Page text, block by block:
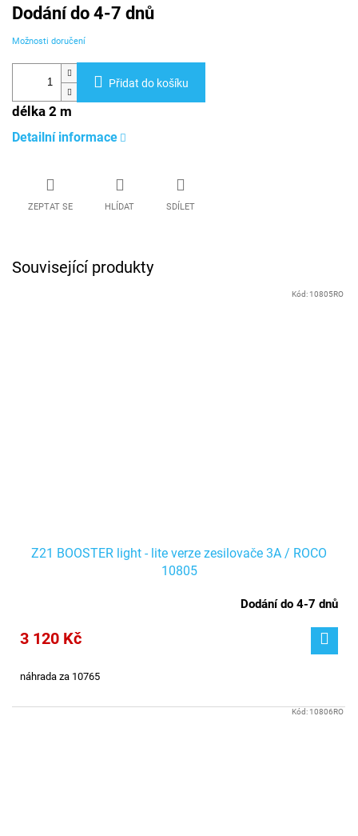
Měrná
cena:
Dodání do 4-7 dnů
Možnosti doručení
Přidat do košíku
délka 2 m
Detailní informace
ZEPTAT SE HLÍDAT SDÍLET
Související produkty
Z21 BOOSTER light - lite verze zesilovače 3A / ROCO
10805
Dodání do 4-7 dnů
3 120 Kč
náhrada za 10765
Kód: 10805RO
Kód: 10806RO